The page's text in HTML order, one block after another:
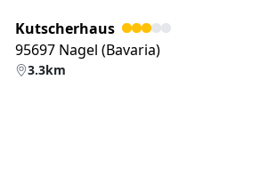
Kutscherhaus
95697 Nagel (Bavaria)
3.3km